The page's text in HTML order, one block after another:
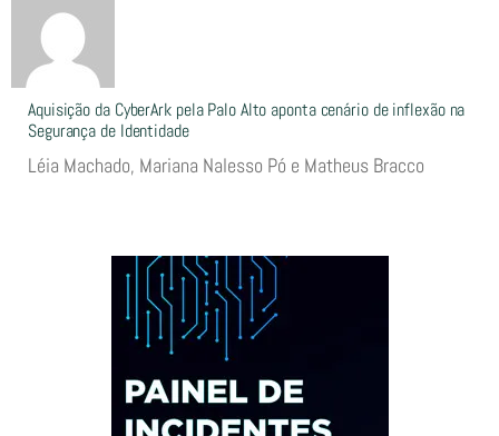
Aquisição da CyberArk pela Palo Alto aponta cenário de inflexão na
Segurança de Identidade
Léia Machado, Mariana Nalesso Pó e Matheus Bracco